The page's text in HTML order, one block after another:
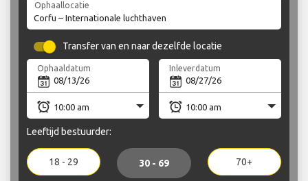
Ophaallocatie
Transfer van en naar dezelfde locatie
Ophaaldatum Inleverdatum
Leeftijd bestuurder:
18 - 29 30 - 69 70+